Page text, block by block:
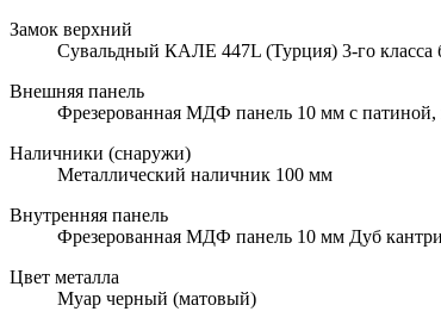
Замок верхний
Сувальдный КАЛЕ 447L (Турция) 3-го класса
Внешняя панель
Фрезерованная МДФ панель 10 мм с патиной,
Наличники (снаружи)
Металлический наличник 100 мм
Внутренняя панель
Фрезерованная МДФ панель 10 мм Дуб
Цвет металла
Муар черный (матовый)